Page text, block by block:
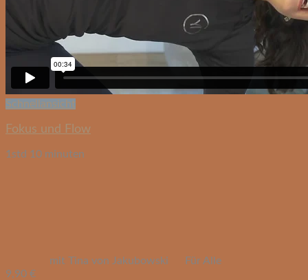
Schnellansicht
Fokus und Flow
1std 10 minuten
mit Tina von Jakubowski
Für Alle
9,90 €